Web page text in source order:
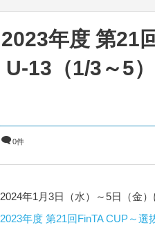
2023年度 第21
U-13（1/3～5
0件
2024年1月3日（水）～5日（金）
2023年度 第21回FinTA CUP～選